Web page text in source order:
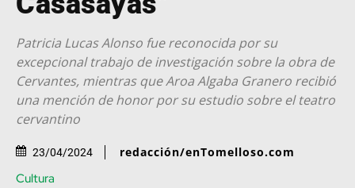
Patricia Lucas Alonso fue reconocida por su
excepcional trabajo de investigación sobre la obra de
Cervantes, mientras que Aroa Algaba Granero recibió
una mención de honor por su estudio sobre el teatro
cervantino
23/04/2024 redacción/enTomelloso.com
Cultura